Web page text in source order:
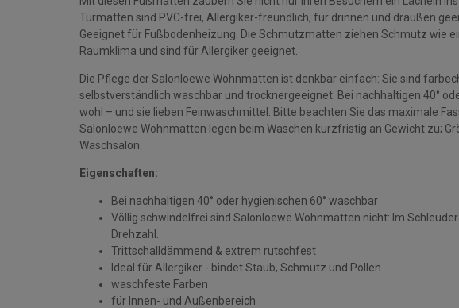
Türmatten sind PVC-frei, Allergiker-freundlich, für drinnen und draußen
Geeignet für Fußbodenheizung. Die Schmutzmatten ziehen Schmutz wie
Raumklima und sind für Allergiker geeignet.
Die Pflege der Salonloewe Wohnmatten ist denkbar einfach: Sie sind
selbstverständlich waschbar und trocknergeeignet. Bei nachhaltigen 40°
wohl – und sie lieben Feinwaschmittel. Bitte beachten Sie das maximale
Salonloewe Wohnmatten legen beim Waschen kurzfristig an Gewicht zu;
Waschsalon.
Eigenschaften:
Bei nachhaltigen 40° oder hygienischen 60° waschbar
Völlig schwindelfrei sind Salonloewe Wohnmatten nicht: Im
Drehzahl.
Trittschalldämmend & extrem rutschfest
Ideal für Allergiker - bindet Staub, Schmutz und Pollen
waschfeste Farben
für Innen- und Außenbereich